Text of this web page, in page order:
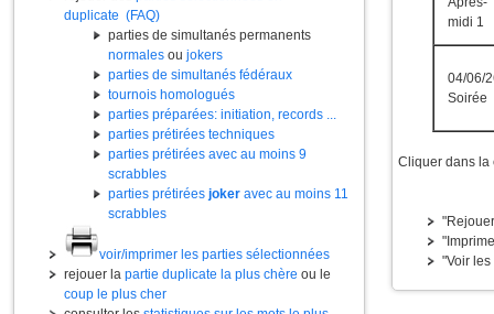
duplicate (FAQ)
parties de simultanés permanents
normales ou jokers
parties de simultanés fédéraux
tournois homologués
parties préparées: initiation, records ...
parties prétirées techniques
parties prétirées avec au moins 9
scrabbles
parties prétirées joker avec au moins 11
scrabbles
voir/imprimer les parties sélectionnées
rejouer la partie duplicate la plus chère ou le
coup le plus cher
midi 1
04/06/
Soirée
Cliquer dans la
"Voir